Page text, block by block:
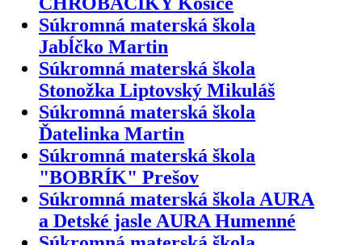
Súkromná materská škola
Jabĺčko Martin
Súkromná materská škola
Stonožka Liptovský Mikuláš
Súkromná materská škola
Ďatelinka Martin
Súkromná materská škola
"BOBRÍK" Prešov
Súkromná materská škola AURA
a Detské jasle AURA Humenné